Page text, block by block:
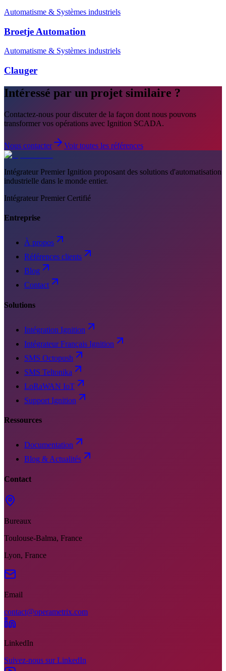
Automatisme & Systèmes industriels
Broetje Automation
Automatisme & Systèmes industriels
Clauger
Intéressé par un projet similaire ?
Contactez-nous pour discuter de la façon dont nous pouvons
transformer vos opérations avec Ignition SCADA.
Nous contacter Voir toutes les références
Intégrateur Premier Ignition proposant des solutions d'automatisation
industrielle dans le monde entier.
Intégrateur Premier Certifié
Entreprise
À propos
Références clients
Blog
Contact
Solutions
Intégration Ignition
Intégrateur Français Ignition
SMS Octopush
SMS Teltonika
LoRaWAN IoT
Support Ignition
Ressources
Documentation
Blog & Actualités
Contact
Bureaux
Toulouse-Balma, France
Lyon, France
Email
contact@operametrix.com
LinkedIn
Suivez-nous sur LinkedIn